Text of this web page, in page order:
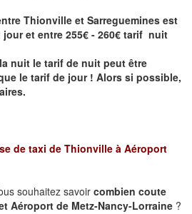
Thionville et Sarreguemines est
jour et entre 255€ - 260€ tarif nuit
nuit le tarif de nuit peut être
le tarif de jour ! Alors si possible,
de taxi de Thionville à Aéroport
souhaitez savoir combien coute
Aéroport de Metz-Nancy-Lorraine ?